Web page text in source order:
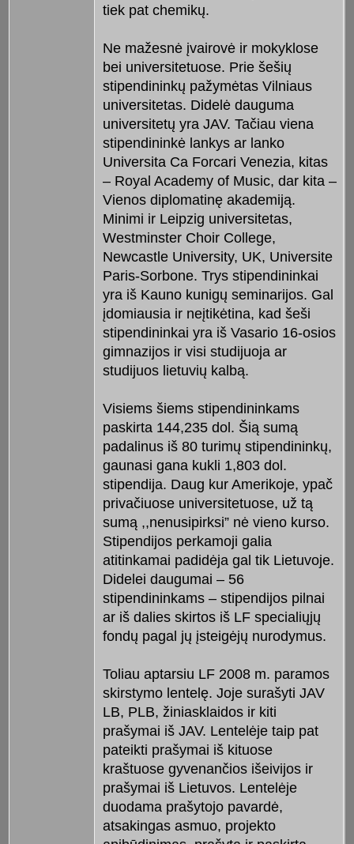
tiek pat chemikų.
Ne mažesnė įvairovė ir mokyklose
bei universitetuose. Prie šešių
stipendininkų pažymėtas Vilniaus
universitetas. Didelė dauguma
universitetų yra JAV. Tačiau viena
stipendininkė lankys ar lanko
Universita Ca Forcari Venezia, kitas
– Royal Academy of Music, dar kita –
Vienos diplomatinę akademiją.
Minimi ir Leipzig universitetas,
Westminster Choir College,
Newcastle University, UK, Universite
Paris-Sorbone. Trys stipendininkai
yra iš Kauno kunigų seminarijos. Gal
įdomiausia ir neįtikėtina, kad šeši
stipendininkai yra iš Vasario 16-osios
gimnazijos ir visi studijuoja ar
studijuos lietuvių kalbą.
Visiems šiems stipendininkams
paskirta 144,235 dol. Šią sumą
padalinus iš 80 turimų stipendininkų,
gaunasi gana kukli 1,803 dol.
stipendija. Daug kur Amerikoje, ypač
privačiuose universitetuose, už tą
sumą ,,nenusipirksi” nė vieno kurso.
Stipendijos perkamoji galia
atitinkamai padidėja gal tik Lietuvoje.
Didelei daugumai – 56
stipendininkams – stipendijos pilnai
ar iš dalies skirtos iš LF specialiųjų
fondų pagal jų įsteigėjų nurodymus.
Toliau aptarsiu LF 2008 m. paramos
skirstymo lentelę. Joje surašyti JAV
LB, PLB, žiniasklaidos ir kiti
prašymai iš JAV. Lentelėje taip pat
pateikti prašymai iš kituose
kraštuose gyvenančios išeivijos ir
prašymai iš Lietuvos. Lentelėje
duodama prašytojo pavardė,
atsakingas asmuo, projekto